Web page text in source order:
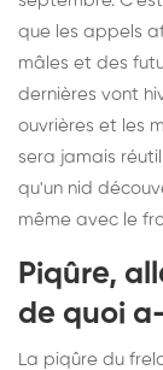
que les appels
mâles et des
dernières vont
ouvrières et les
sera jamais
qu'un nid
même avec le
Piqûre,
de quoi
La piqûre du